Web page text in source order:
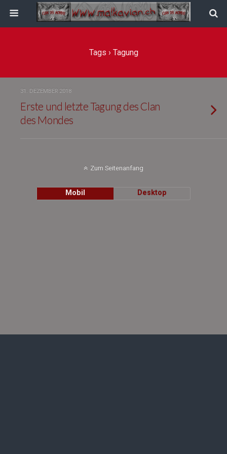
Tags › Tagung
31. DEZEMBER 2018
Erste und letzte Tagung des Clan
des Mondes
Zum Seitenanfang
Mobil Desktop